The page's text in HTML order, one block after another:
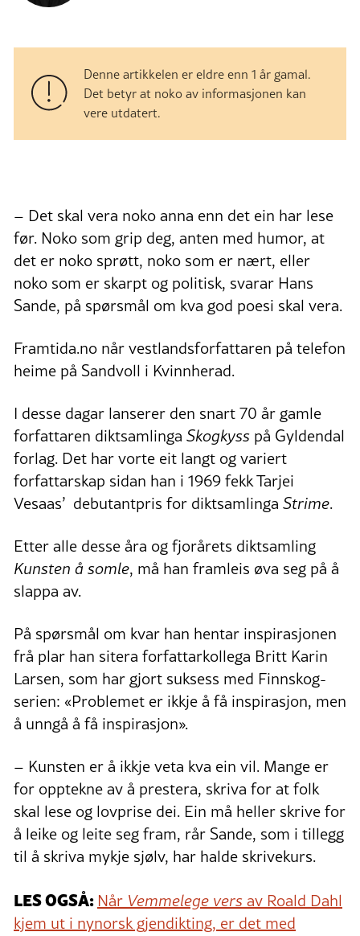
Denne artikkelen er eldre enn 1 år gamal.
Det betyr at noko av informasjonen kan
vere utdatert.
– Det skal vera noko anna enn det ein har lese
før. Noko som grip deg, anten med humor, at
det er noko sprøtt, noko som er nært, eller
noko som er skarpt og politisk, svarar Hans
Sande, på spørsmål om kva god poesi skal vera.
Framtida.no når vestlandsforfattaren på telefon
heime på Sandvoll i Kvinnherad.
I desse dagar lanserer den snart 70 år gamle
forfattaren diktsamlinga Skogkyss på Gyldendal
forlag. Det har vorte eit langt og variert
forfattarskap sidan han i 1969 fekk Tarjei
Vesaas’ debutantpris for diktsamlinga Strime.
Etter alle desse åra og fjorårets diktsamling
Kunsten å somle, må han framleis øva seg på å
slappa av.
På spørsmål om kvar han hentar inspirasjonen
frå plar han sitera forfattarkollega Britt Karin
Larsen, som har gjort suksess med Finnskog-
serien: «Problemet er ikkje å få inspirasjon, men
å unngå å få inspirasjon».
– Kunsten er å ikkje veta kva ein vil. Mange er
for opptekne av å prestera, skriva for at folk
skal lese og lovprise dei. Ein må heller skrive for
å leike og leite seg fram, rår Sande, som i tillegg
til å skriva mykje sjølv, har halde skrivekurs.
LES OGSÅ: Når Vemmelege versav Roald Dahl
kjem ut i nynorsk gjendikting, er det med